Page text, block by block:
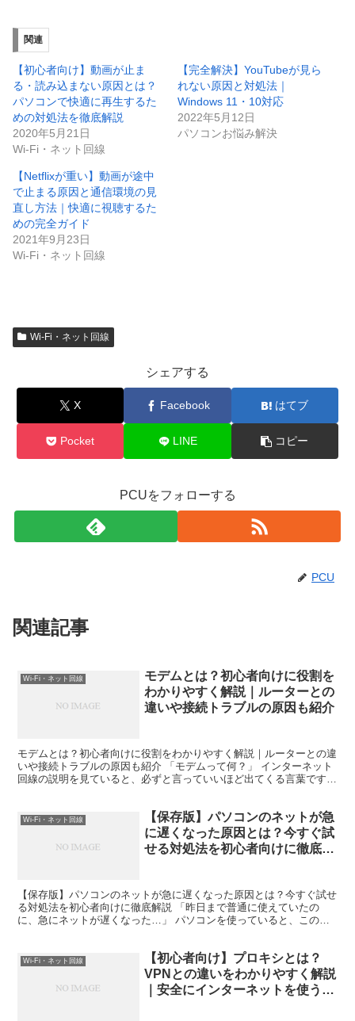
関連
【初心者向け】動画が止ま
る・読み込まない原因とは？
パソコンで快適に再生するた
めの対処法を徹底解説
2020年5月21日
Wi-Fi・ネット回線
【完全解決】YouTubeが見ら
れない原因と対処法｜
Windows 11・10対応
2022年5月12日
パソコンお悩み解決
【Netflixが重い】動画が途中
で止まる原因と通信環境の見
直し方法｜快適に視聴するた
めの完全ガイド
2021年9月23日
Wi-Fi・ネット回線
Wi-Fi・ネット回線
シェアする
X Facebook はてブ
Pocket LINE コピー
PCUをフォローする
PCU
関連記事
Wi-Fi・ネット回線
モデムとは？初心者向けに役割を
わかりやすく解説｜ルーターとの
違いや接続トラブルの原因も紹介
モデムとは？初心者向けに役割をわかりやすく解説｜ルーターとの違
いや接続トラブルの原因も紹介 「モデムって何？」 インターネット
回線の説明を見ていると、必ずと言っていいほど出てくる言葉です
Wi-Fi・ネット回線
【保存版】パソコンのネットが急
に遅くなった原因とは？今すぐ試
せる対処法を初心者向けに徹底解
【保存版】パソコンのネットが急に遅くなった原因とは？今すぐ試せ
る対処法を初心者向けに徹底解説 「昨日まで普通に使えていたの
に、急にネットが遅くなった…」 パソコンを使っていると、このよ
Wi-Fi・ネット回線
【初心者向け】プロキシとは？
VPNとの違いをわかりやすく解説
｜安全にインターネットを使う方